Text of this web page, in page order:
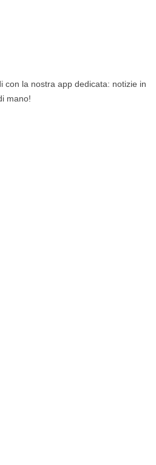
con la nostra app dedicata: notizie in
mano!